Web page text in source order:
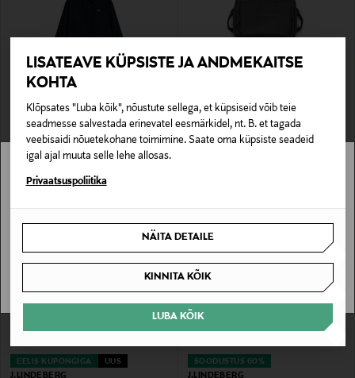
LISATEAVE KÜPSISTE JA ANDMEKAITSE
KOHTA
Klõpsates "Luba kõik", nõustute sellega, et küpsiseid võib teie
seadmesse salvestada erinevatel eesmärkidel, nt. B. et tagada
veebisaidi nõuetekohane toimimine. Saate oma küpsiste seadeid
igal ajal muuta selle lehe allosas.
Privaatsuspoliitika
NÄITA DETAILE
KINNITA KÕIK
LUBA KÕIK
J.LINDEBERG
Särkjakk Dex Coach
Discounted Price
107,40 € Original Price
180,00 €
J.LINDEBERG
Tualett-tarvete kott Ethan Locker
Room Dopp Kit
EELIS KUPONGIGA UUS
J.LINDEBERG
SOODUSTUS 60%
J.LINDEBERG
Stockmann pole Sinu riigis saadaval.
SAAN ARU